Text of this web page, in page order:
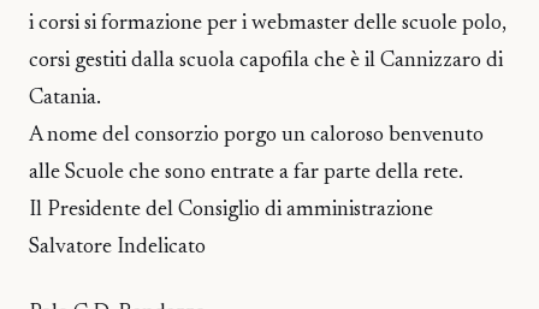
i corsi si formazione per i webmaster delle scuole polo,
corsi gestiti dalla scuola capofila che è il Cannizzaro di
Catania.
A nome del consorzio porgo un caloroso benvenuto
alle Scuole che sono entrate a far parte della rete.
Il Presidente del Consiglio di amministrazione
Salvatore Indelicato